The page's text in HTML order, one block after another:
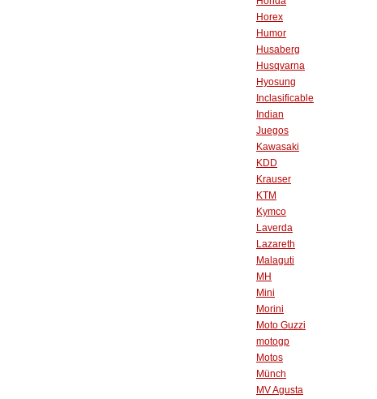
Horex
Humor
Husaberg
Husqvarna
Hyosung
Inclasificable
Indian
Juegos
Kawasaki
KDD
Krauser
KTM
Kymco
Laverda
Lazareth
Malaguti
MH
Mini
Morini
Moto Guzzi
motogp
Motos
Münch
MV Agusta